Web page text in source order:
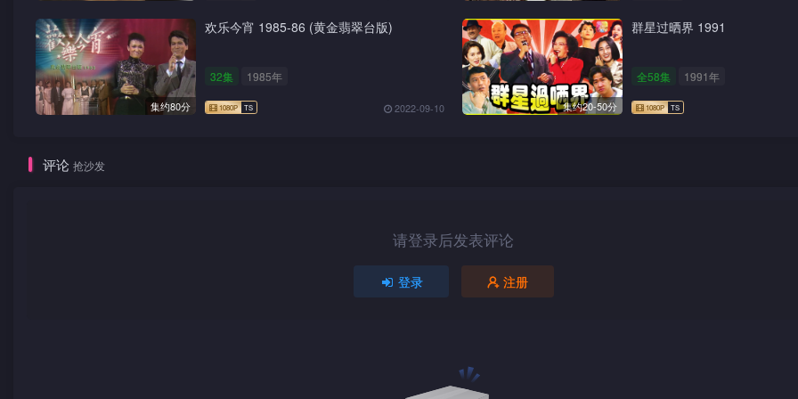
集约80分
欢乐今宵 1985-86 (黄金翡翠台版)
32集 1985年
2022-09-10 集约20-50分
群星过晒界 1991
全58集 1991年
评论 抢沙发
请登录后发表评论
登录 注册